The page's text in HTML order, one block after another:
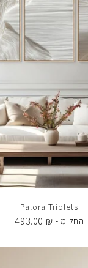
Palora Triplets
החל מ -
493.00 ₪